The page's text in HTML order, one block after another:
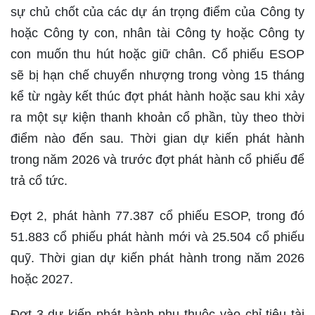
sự chủ chốt của các dự án trọng điểm của Công ty
hoặc Công ty con, nhân tài Công ty hoặc Công ty
con muốn thu hút hoặc giữ chân. Cổ phiếu ESOP
sẽ bị hạn chế chuyển nhượng trong vòng 15 tháng
kể từ ngày kết thúc đợt phát hành hoặc sau khi xảy
ra một sự kiện thanh khoản cổ phần, tùy theo thời
điểm nào đến sau. Thời gian dự kiến phát hành
trong năm 2026 và trước đợt phát hành cổ phiếu để
trả cổ tức.
Đợt 2, phát hành 77.387 cổ phiếu ESOP, trong đó
51.883 cổ phiếu phát hành mới và 25.504 cổ phiếu
quỹ. Thời gian dự kiến phát hành trong năm 2026
hoặc 2027.